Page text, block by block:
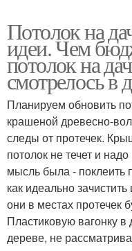
Потолок на
идеи. Чем
потолок на
смотрелось в
Планируем обновить
крашеной древесно-
следы от протечек.
потолок не течет и
мысль была - поклеить
как идеально
они в местах протечек
Пластиковую вагонку
дереве, не